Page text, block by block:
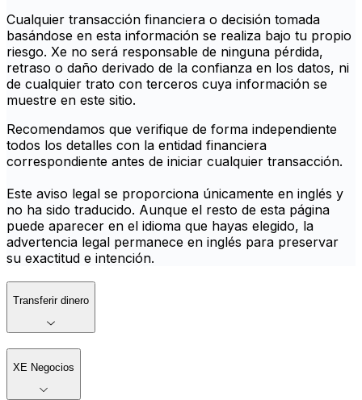
Cualquier transacción financiera o decisión tomada
basándose en esta información se realiza bajo tu propio
riesgo. Xe no será responsable de ninguna pérdida,
retraso o daño derivado de la confianza en los datos, ni
de cualquier trato con terceros cuya información se
muestre en este sitio.
Recomendamos que verifique de forma independiente
todos los detalles con la entidad financiera
correspondiente antes de iniciar cualquier transacción.
Este aviso legal se proporciona únicamente en inglés y
no ha sido traducido. Aunque el resto de esta página
puede aparecer en el idioma que hayas elegido, la
advertencia legal permanece en inglés para preservar
su exactitud e intención.
Transferir dinero
XE Negocios